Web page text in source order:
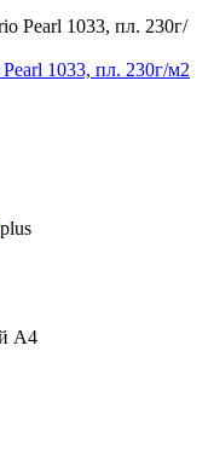
1033, пл. 230г/м2
А4